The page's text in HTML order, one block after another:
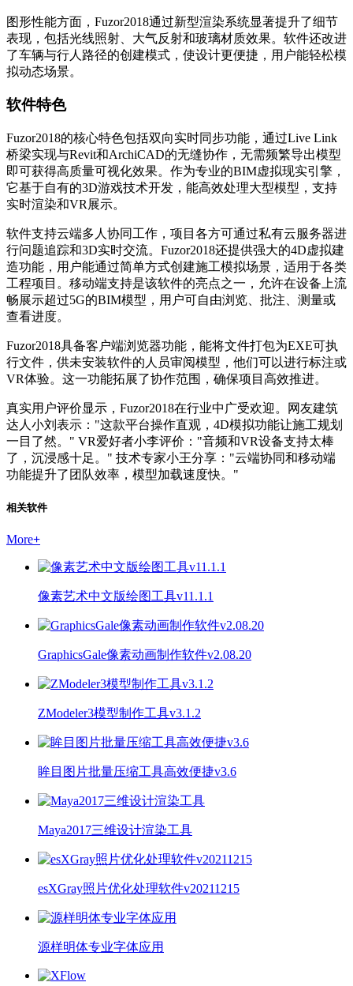
图形性能方面，Fuzor2018通过新型渲染系统显著提升了细节
表现，包括光线照射、大气反射和玻璃材质效果。软件还改进
了车辆与行人路径的创建模式，使设计更便捷，用户能轻松模
拟动态场景。
软件特色
Fuzor2018的核心特色包括双向实时同步功能，通过Live Link
桥梁实现与Revit和ArchiCAD的无缝协作，无需频繁导出模型
即可获得高质量可视化效果。作为专业的BIM虚拟现实引擎，
它基于自有的3D游戏技术开发，能高效处理大型模型，支持
实时渲染和VR展示。
软件支持云端多人协同工作，项目各方可通过私有云服务器进
行问题追踪和3D实时交流。Fuzor2018还提供强大的4D虚拟建
造功能，用户能通过简单方式创建施工模拟场景，适用于各类
工程项目。移动端支持是该软件的亮点之一，允许在设备上流
畅展示超过5G的BIM模型，用户可自由浏览、批注、测量或
查看进度。
Fuzor2018具备客户端浏览器功能，能将文件打包为EXE可执
行文件，供未安装软件的人员审阅模型，他们可以进行标注或
VR体验。这一功能拓展了协作范围，确保项目高效推进。
真实用户评价显示，Fuzor2018在行业中广受欢迎。网友建筑
达人小刘表示："这款平台操作直观，4D模拟功能让施工规划
一目了然。" VR爱好者小李评价："音频和VR设备支持太棒
了，沉浸感十足。" 技术专家小王分享："云端协同和移动端
功能提升了团队效率，模型加载速度快。"
相关软件
More+
像素艺术中文版绘图工具v11.1.1
GraphicsGale像素动画制作软件v2.08.20
ZModeler3模型制作工具v3.1.2
眸目图片批量压缩工具高效便捷v3.6
Maya2017三维设计渲染工具
esXGray照片优化处理软件v20211215
源样明体专业字体应用